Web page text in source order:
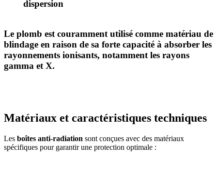
dispersion
Le plomb est couramment utilisé comme matériau de
blindage en raison de sa forte capacité à absorber les
rayonnements ionisants, notamment les rayons
gamma et X.
Matériaux et caractéristiques techniques
Les boîtes anti-radiation sont conçues avec des matériaux
spécifiques pour garantir une protection optimale :